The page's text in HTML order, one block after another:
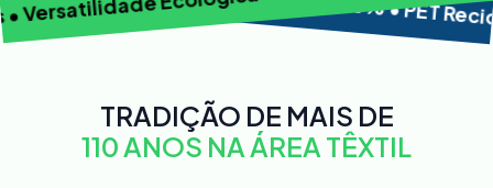
TRADIÇÃO DE MAIS DE
110 ANOS NA ÁREA TÊXTIL